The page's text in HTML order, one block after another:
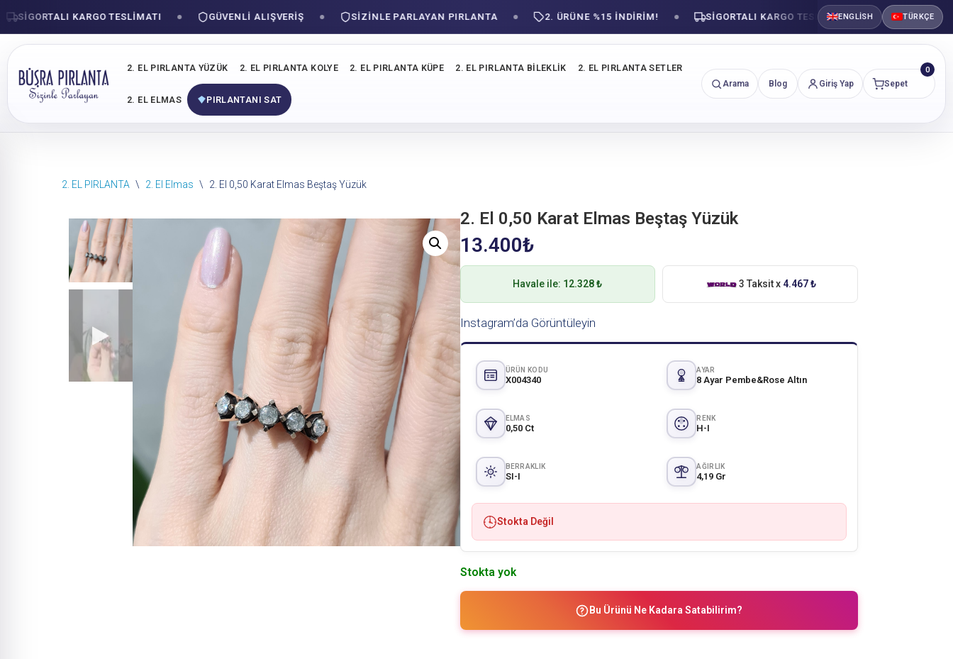
ENGLISH TÜRKÇE
KARGO TESLIMATI GÜVENLI ALIŞVERIŞ SIZINLE PARLAYAN PIRLANTA 2. ÜRÜNE %15 İNDİRİM! SIGORTALI KARGO TESLIMATI GÜVENLI
2. EL PIRLANTA YÜZÜK 2. EL PIRLANTA KOLYE 2. EL PIRLANTA KÜPE 2. EL PIRLANTA BILEKLIK 2. EL PIRLANTA SETLER
2. EL ELMAS PIRLANTANI SAT
Arama Blog Giriş Yap Sepet
0
2. EL PIRLANTA \ 2. El Elmas \ 2. El 0,50 Karat Elmas Beştaş Yüzük
2. El 0,50 Karat Elmas Beştaş Yüzük
13.400₺
Havale ile: 12.328 ₺ 3 Taksit x 4.467 ₺
Instagram’da Görüntüleyin
ÜRÜN KODU
X004340
AYAR
8 Ayar Pembe&Rose Altın
ELMAS
0,50 Ct
RENK
H-I
BERRAKLIK
SI-I
AĞIRLIK
4,19 Gr
Stokta Değil
Stokta yok
Bu Ürünü Ne Kadara Satabilirim?